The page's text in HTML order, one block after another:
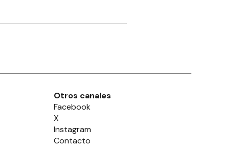
Otros canales
Facebook
X
Instagram
Contacto